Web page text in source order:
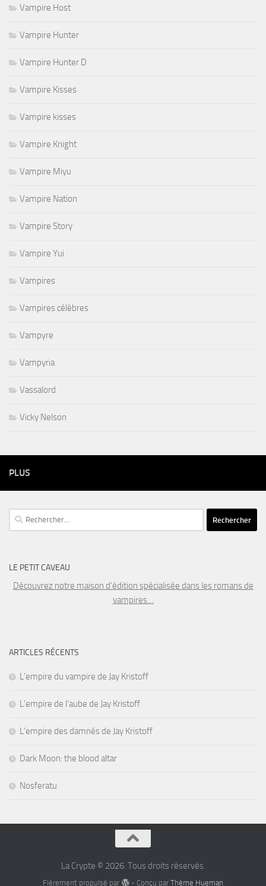
Vampire Host
Vampire Hunter
Vampire Hunter D
Vampire Kisses
Vampire kisses
Vampire Knight
Vampire Miyu
Vampire Nation
Vampire Story
Vampire Yui
Vampires
Vampires célèbres
Vampyre
Vampyria
Vassalord
Vicky Nelson
PLUS
Rechercher :
LE PETIT CAVEAU
Découvrez notre maison d’édition spécialisée dans les romans de
vampires…
ARTICLES RÉCENTS
L’empire du vampire de Jay Kristoff
L’empire de l’aube de Jay Kristoff
L’empire des damnés de Jay Kristoff
Dark Moon: the blood altar
Nosferatu
La Crypte © 2026. Tous droits réservés.
Fièrement propulsé par - Conçu par Thème Hueman